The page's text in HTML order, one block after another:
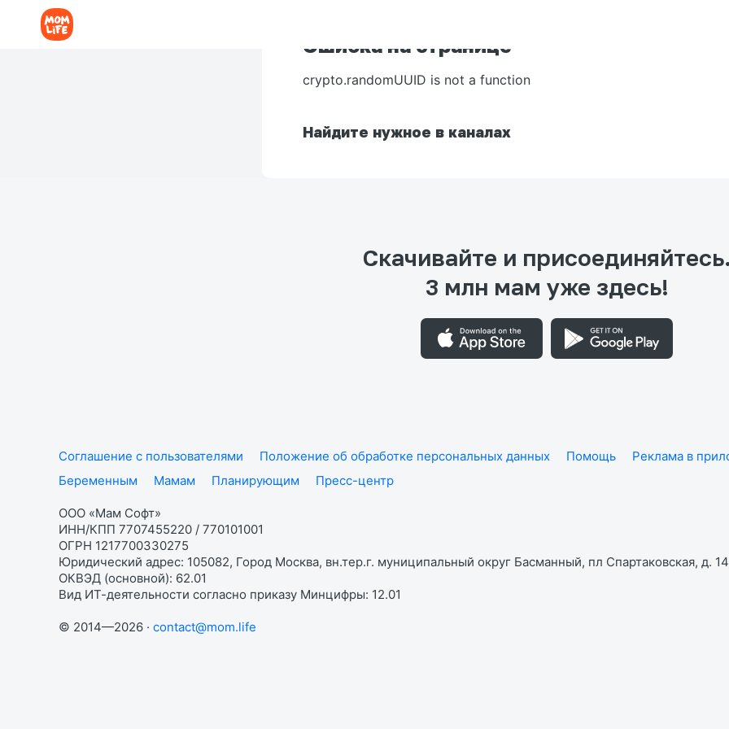
Ошибка на странице
crypto.randomUUID is not a function
Найдите нужное в каналах
Скачивайте и присоединяйтесь.
3 млн мам уже здесь!
Соглашение с пользователями Положение об обработке персональных данных Помощь Реклама в
Беременным
Мамам Планирующим Пресс-центр
ООО «Мам Софт»
ИНН/КПП 7707455220 / 770101001
ОГРН 1217700330275
Юридический адрес: 105082, Город Москва, вн.тер.г. муниципальный округ Басманный, пл Спартаковская, д.
ОКВЭД (основной): 62.01
Вид ИТ-деятельности согласно приказу Минцифры: 12.01
© 2014—2026 · contact@mom.life